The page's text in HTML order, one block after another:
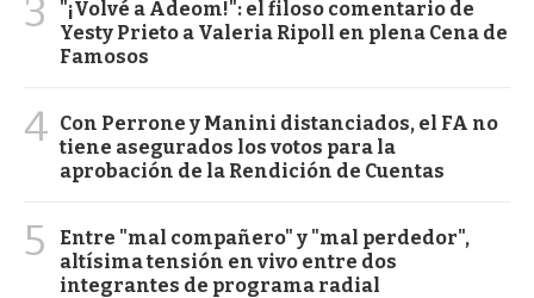
3
"¡Volvé a Adeom!": el filoso comentario de
Yesty Prieto a Valeria Ripoll en plena Cena de
Famosos
4 Con Perrone y Manini distanciados, el FA no
tiene asegurados los votos para la
aprobación de la Rendición de Cuentas
5
Entre "mal compañero" y "mal perdedor",
altísima tensión en vivo entre dos
integrantes de programa radial